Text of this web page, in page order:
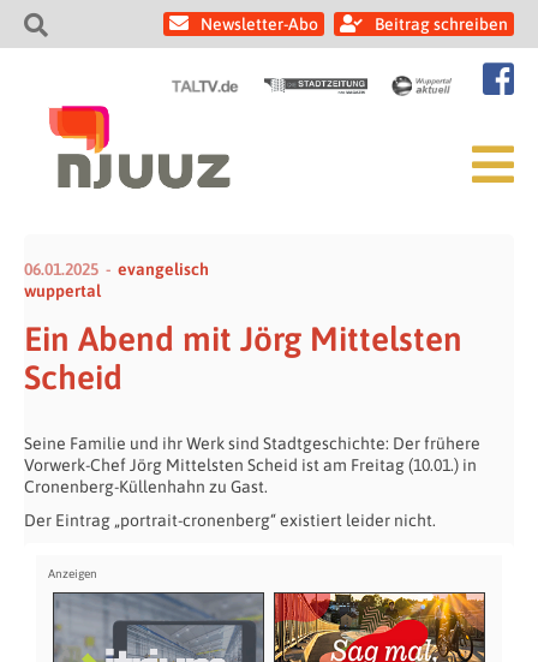
Newsletter-Abo Beitrag schreiben
06.01.2025
evangelisch
wuppertal
Ein Abend mit Jörg Mittelsten
Scheid
Seine Familie und ihr Werk sind Stadtgeschichte: Der frühere
Vorwerk-Chef Jörg Mittelsten Scheid ist am Freitag (10.01.) in
Cronenberg-Küllenhahn zu Gast.
Der Eintrag „portrait-cronenberg“ existiert leider nicht.